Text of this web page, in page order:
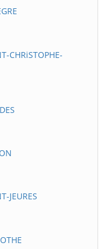
CHRiSTOPHE-
JEURES